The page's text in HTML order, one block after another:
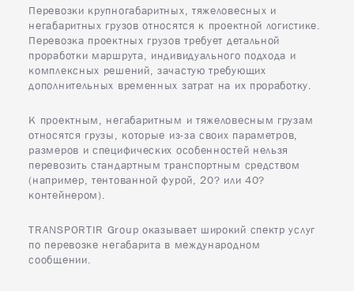
Минск
ОПАСНЫЕ ГРУЗЫ
ГРУЗЫ С ТЕМПЕРАТУРНЫМ
ВЕТЕРИНАРНЫЕ ГРУЗЫ
НЕГАБАРИТНЫЕ ГРУЗЫ
Перевозки крупногабаритных, тяжеловесных и
негабаритных грузов относятся к проектной логистике.
Перевозка проектных грузов требует детальной
проработки маршрута, индивидуального подхода и
комплексных решений, зачастую требующих
дополнительных временных затрат на их проработку.
К проектным, негабаритным и тяжеловесным грузам
относятся грузы, которые из-за своих параметров,
размеров и специфических особенностей нельзя
перевозить стандартным транспортным средством
(например, тентованной фурой, 20? или 40?
контейнером).
TRANSPORTIR Group оказывает широкий спектр услуг
по перевозке негабарита в международном
сообщении.